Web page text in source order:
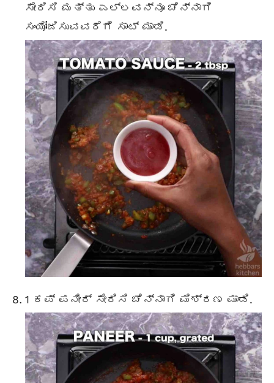
ಸೇರಿಸಿ ಮತ್ತು ಎಲ್ಲವನ್ನೂ ಚೆನ್ನಾಗಿ
ಸಂಯೋಜಿಸುವವರೆಗೆ ಸಾಟ್ ಮಾಡಿ.
1 ಕಪ್ ಪನೀರ್ ಸೇರಿಸಿ ಚೆನ್ನಾಗಿ ಮಿಶ್ರಣ ಮಾಡಿ.